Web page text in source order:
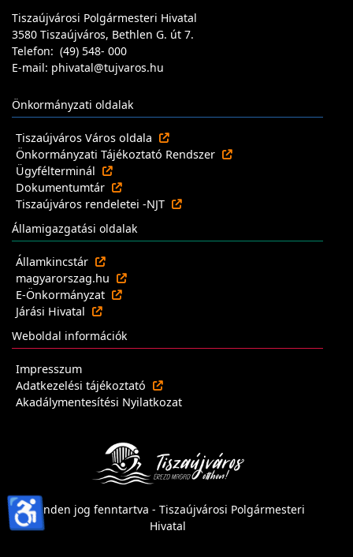
Tiszaújvárosi Polgármesteri Hivatal
3580 Tiszaújváros, Bethlen G. út 7.
Telefon: (49) 548- 000
E-mail: phivatal@tujvaros.hu
Önkormányzati oldalak
Tiszaújváros Város oldala
Önkormányzati Tájékoztató Rendszer
Ügyfélterminál
Dokumentumtár
Tiszaújváros rendeletei -NJT
Államigazgatási oldalak
Államkincstár
magyarorszag.hu
E-Önkormányzat
Járási Hivatal
Weboldal információk
Impresszum
Adatkezelési tájékoztató
Akadálymentesítési Nyilatkozat
Minden jog fenntartva - Tiszaújvárosi Polgármesteri
Hivatal